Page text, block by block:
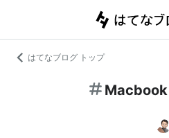
はてなブログ トップ